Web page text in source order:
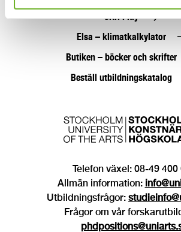
SKH Play
Elsa – klimatkalkylator
Butiken – böcker och skrifter
Beställ utbildningskatalog
Telefon växel: 08-49 400
Allmän information:
Utbildningsfrågor:
Frågor om vår